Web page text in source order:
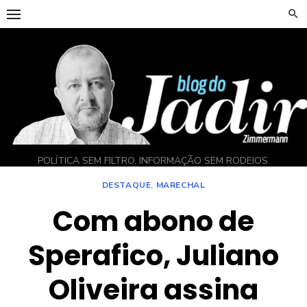
Skip
to
POLÍTICA SEM FILTRO, INFORMAÇÃO SEM RODEIOS.
DESTAQUE, MARECHAL
Com abono de
Sperafico, Juliano
Oliveira assina